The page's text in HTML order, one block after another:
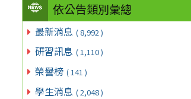
依公告類別彙總
最新消息 ( 8,992 )
研習訊息 ( 1,110 )
榮譽榜 ( 141 )
學生消息 ( 2,048 )